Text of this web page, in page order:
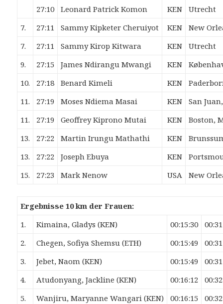
27:10 Leonard PatrickKomon KEN
Utrecht
7.
27:11 Sammy KipketerCheruiyot KEN
New
7.
27:11 Sammy KiropKitwara KEN
Utrecht
9.
27:15 James NdiranguMwangi KEN
10.
27:18 BenardKimeli KEN
11.
27:19 Moses NdiemaMasai KEN
San
11.
27:19 Geoffrey KipronoMutai KEN
Boston,
13.
27:22 Martin IrunguMathathi KEN
13.
27:22 JosephEbuya KEN
15.
27:23 MarkNenow USA New
Ergebnisse 10 km der Frauen:
1.
Kimaina, Gladys (KEN) 00:15:30
2.
Chegen, Sofiya Shemsu (ETH) 00:15:49
3.
Jebet, Naom (KEN) 00:15:49
4.
Atudonyang, Jackline (KEN) 00:16:12
5.
Wanjiru, Maryanne Wangari (KEN) 00:16:15